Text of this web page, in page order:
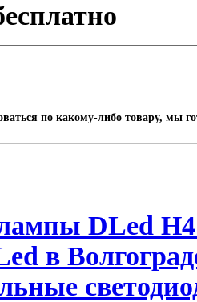
по какому-либо товару, мы
DLed H4
в